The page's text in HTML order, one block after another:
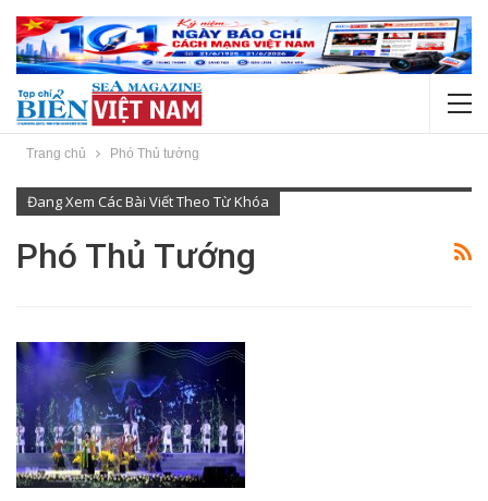
Trang chủ Phó Thủ tướng
Đang Xem Các Bài Viết Theo Từ Khóa
Phó Thủ Tướng